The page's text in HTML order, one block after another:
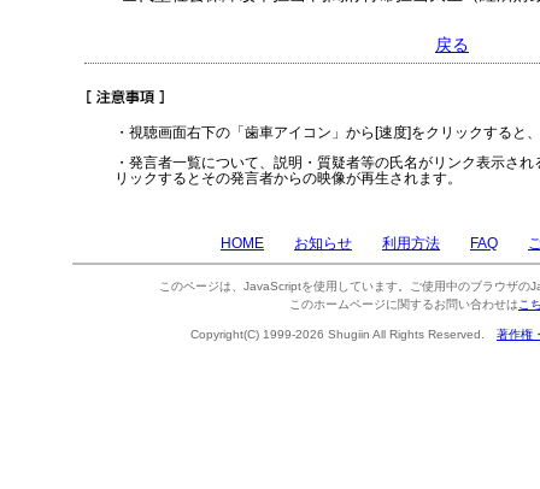
戻る
・視聴画面右下の「歯車アイコン」から[速度]をクリックすると
・発言者一覧について、説明・質疑者等の氏名がリンク表示さ
リックするとその発言者からの映像が再生されます。
HOME お知らせ 利用方法 FAQ
このページは、JavaScriptを使用しています。ご使用中のブラウザの
このホームページに関するお問い合わせは こ
Copyright(C) 1999-2026 Shugiin All Rights Reserved. 著作権